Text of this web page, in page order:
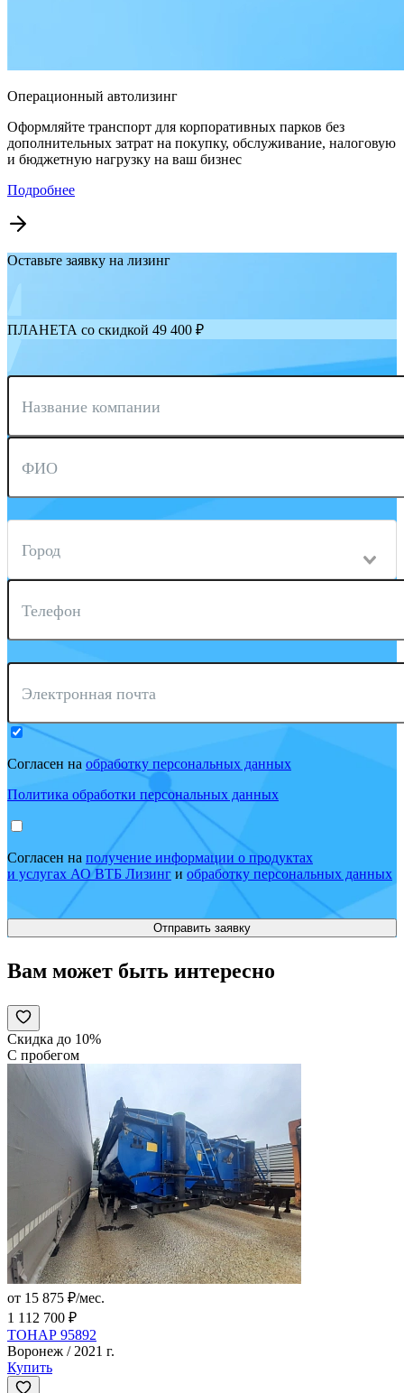
Операционный автолизинг
Оформляйте транспорт для корпоративных парков без
дополнительных затрат на покупку, обслуживание, налоговую
и бюджетную нагрузку на ваш бизнес
Подробнее
Оставьте заявку на лизинг
ПЛАНЕТА со скидкой 49 400 ₽
Название компании
ФИО
Город
Телефон
Электронная почта
Согласен на обработку персональных данных
Политика обработки персональных данных
Согласен на получение информации о продуктах
и услугах АО ВТБ Лизинг и обработку персональных данных
Вам может быть интересно
Скидка до 10%
С пробегом
от 15 875 ₽/мес.
1 112 700 ₽
ТОНАР 95892
Воронеж / 2021 г.
Купить